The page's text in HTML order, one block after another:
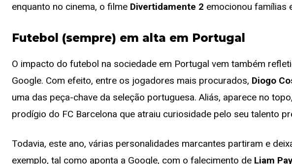
enquanto no cinema, o filme Divertidamente 2 emocionou famílias
Futebol (sempre) em alta em Portugal
O impacto do futebol na sociedade em Portugal vem também
Google. Com efeito, entre os jogadores mais procurados, Diogo
uma das peça-chave da seleção portuguesa. Aliás, aparece no
prodígio do FC Barcelona que atraiu curiosidade pelo seu talento
Todavia, este ano, várias personalidades marcantes partiram e
exemplo, tal como aponta a Google, com o falecimento de Liam